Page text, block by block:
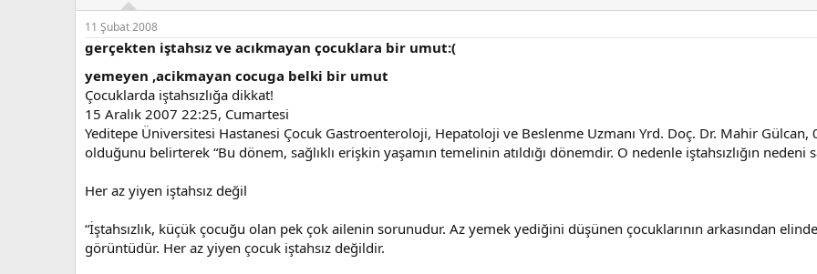
a
ş
l
a
t
a
n
ç
t
a
r
i
h
i
11 Şubat 2008
gerçekten iştahsız ve acıkmayan çocuklara bir umut:(
yemeyen ,acikmayan cocuga belki bir umut
Çocuklarda iştahsızlığa dikkat!
15 Aralık 2007 22:25, Cumartesi
Yeditepe Üniversitesi Hastanesi Çocuk Gastroenteroloji, Hepatoloji ve Beslenme Uzmanı Yrd. Doç. Dr. Mahir Gülcan,
olduğunu belirterek “Bu dönem, sağlıklı erişkin yaşamın temelinin atıldığı dönemdir. O nedenle iştahsızlığın
Her az yiyen iştahsız değil
“İştahsızlık, küçük çocuğu olan pek çok ailenin sorunudur. Az yemek yediğini düşünen çocuklarının arkasından
görüntüdür. Her az yiyen çocuk iştahsız değildir.